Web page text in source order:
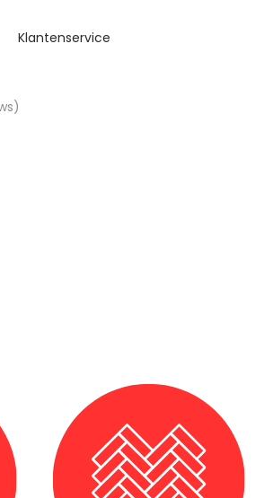
Klantenservice